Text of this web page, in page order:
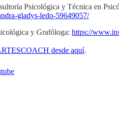
Psicológica y Técnica en
gladys-ledo-59649057/
y Grafóloga: https://
desde aquí.